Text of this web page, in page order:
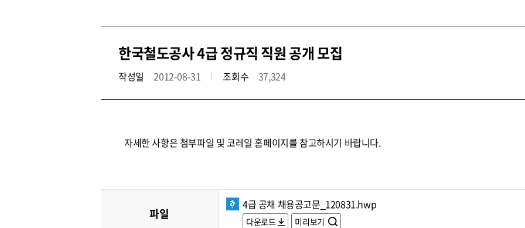
한국철도공사 4급 정규직 직원 공개 모집
작성일 2012-08-31 조회수 37,324
자세한 사항은 첨부파일 및 코레일 홈페이지를 참고하시기 바랍니다.
파일
4급 공채 채용공고문_120831.hwp
다운로드 미리보기